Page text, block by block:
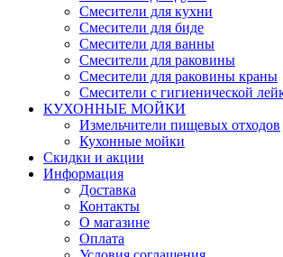
Смесители для кухни
Смесители для биде
Смесители для ванны
Смесители для раковины
Смесители для раковины краны
Смесители с гигиенической
КУХОННЫЕ МОЙКИ
Измельчители пищевых отходов
Кухонные мойки
Скидки и акции
Информация
Доставка
Контакты
О магазине
Оплата